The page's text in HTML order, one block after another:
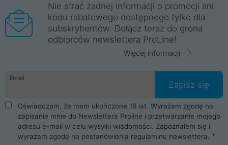
Nie strać żadnej informacji o promocji ani
kodu rabatowego dostępnego tylko dla
subskrybentów. Dołącz teraz do grona
odbiorców newslettera ProLine!
Więcej informacji
Email
Zapisz się
Oświadczam, że mam ukończone 16 lat. Wyrażam zgodę na
zapisanie mnie do Newslettera Proline i przetwarzanie mojego
adresu e-mail w celu wysyłki wiadomości. Zapoznałem się i
wyrażam zgodę na postanowienia regulaminu newslettera.